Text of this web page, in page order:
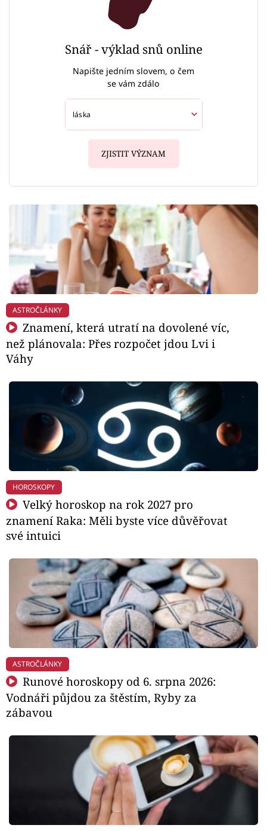
Snář - výklad snů online
Napište jedním slovem, o čem
se vám zdálo
ZJISTIT VÝZNAM
ASTROČLÁNKY
Znamení, která utratí na dovolené víc,
než plánovala: Přes rozpočet jdou Lvi i
Váhy
HOROSKOPY
Velký horoskop na rok 2027 pro
znamení Raka: Měli byste více důvěřovat
své intuici
ASTROČLÁNKY
Runové horoskopy od 6. srpna 2026:
Vodnáři půjdou za štěstím, Ryby za
zábavou